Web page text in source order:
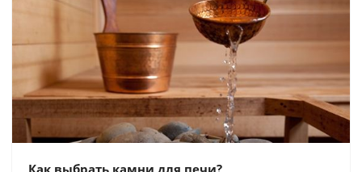
Как выбрать камни для печи?